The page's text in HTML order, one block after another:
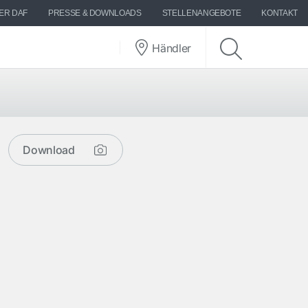
DAF PRESSE & DOWNLOADS STELLENANGEBOTE KONTAKT
Händler
Download